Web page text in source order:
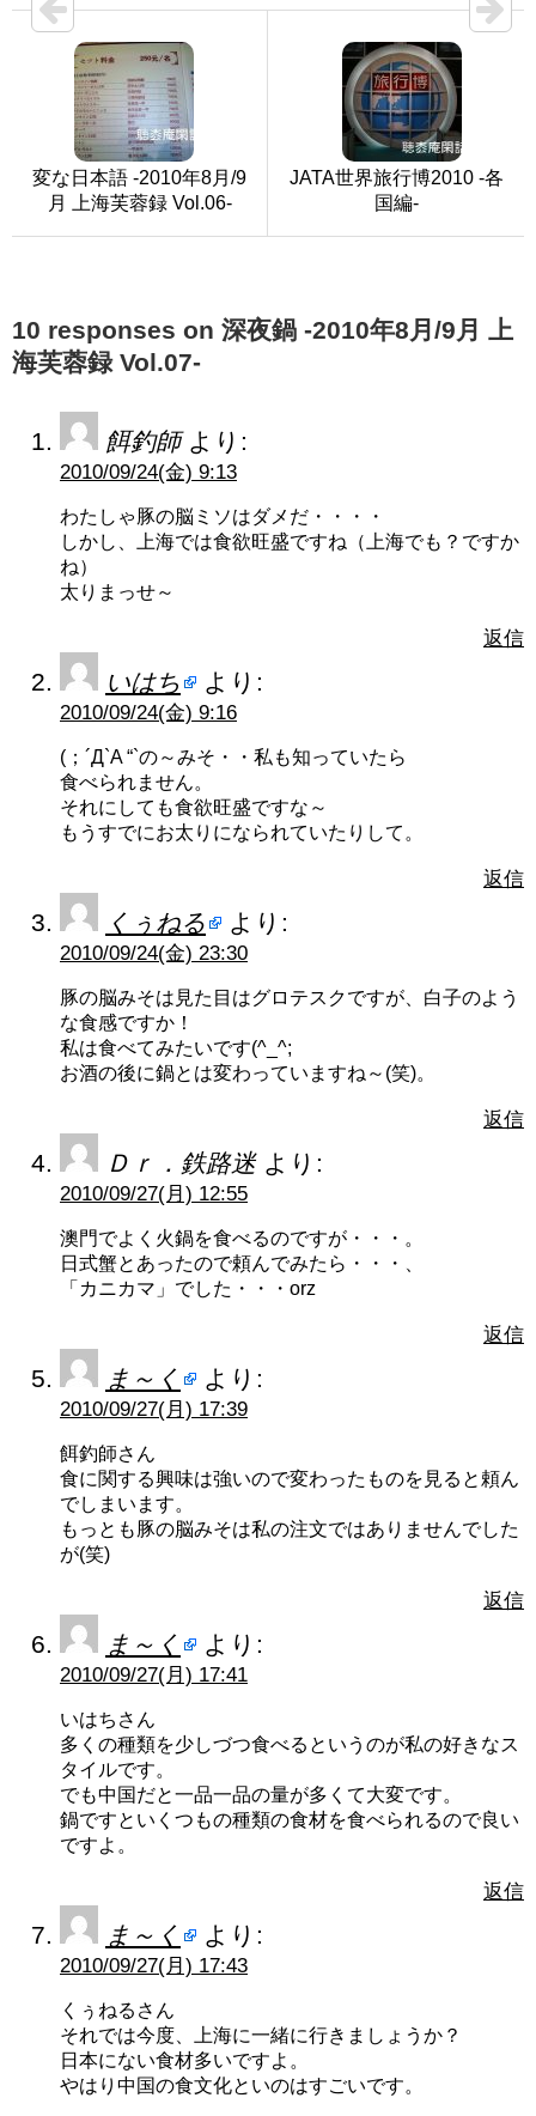
変な日本語 -2010年8月/9
月 上海芙蓉録 Vol.06-
JATA世界旅行博2010 -各
国編-
10 responses on 深夜鍋 -2010年8月/9月 上
海芙蓉録 Vol.07-
餌釣師 より:
2010/09/24(金) 9:13
わたしゃ豚の脳ミソはダメだ・・・・
しかし、上海では食欲旺盛ですね（上海でも？ですか
ね）
太りまっせ～
返信
いはち より:
2010/09/24(金) 9:16
(；´Д`A “`の～みそ・・私も知っていたら
食べられません。
それにしても食欲旺盛ですな～
もうすでにお太りになられていたりして。
返信
くぅねる より:
2010/09/24(金) 23:30
豚の脳みそは見た目はグロテスクですが、白子のよう
な食感ですか！
私は食べてみたいです(^_^;
お酒の後に鍋とは変わっていますね～(笑)。
返信
Ｄｒ．鉄路迷 より:
2010/09/27(月) 12:55
澳門でよく火鍋を食べるのですが・・・。
日式蟹とあったので頼んでみたら・・・、
「カニカマ」でした・・・orz
返信
ま～く より:
2010/09/27(月) 17:39
餌釣師さん
食に関する興味は強いので変わったものを見ると頼ん
でしまいます。
もっとも豚の脳みそは私の注文ではありませんでした
が(笑)
返信
ま～く より:
2010/09/27(月) 17:41
いはちさん
多くの種類を少しづつ食べるというのが私の好きなス
タイルです。
でも中国だと一品一品の量が多くて大変です。
鍋ですといくつもの種類の食材を食べられるので良い
ですよ。
返信
ま～く より:
2010/09/27(月) 17:43
くぅねるさん
それでは今度、上海に一緒に行きましょうか？
日本にない食材多いですよ。
やはり中国の食文化といのはすごいです。